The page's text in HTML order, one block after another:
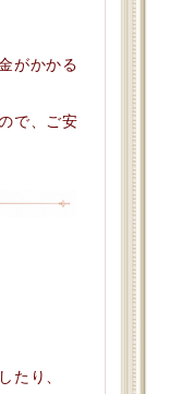
がかかる
で、ご安
たり、